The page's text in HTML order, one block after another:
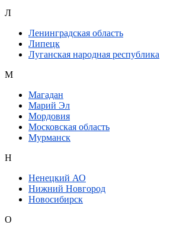
Л
Ленинградская область
Липецк
Луганская народная республика
М
Магадан
Марий Эл
Мордовия
Московская область
Мурманск
Н
Ненецкий АО
Нижний Новгород
Новосибирск
О